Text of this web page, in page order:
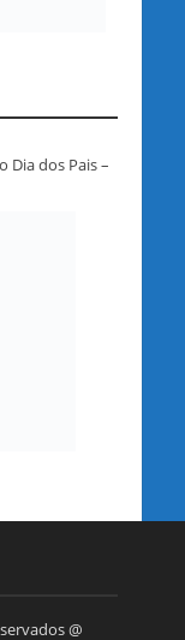
Dia dos Pais –
@